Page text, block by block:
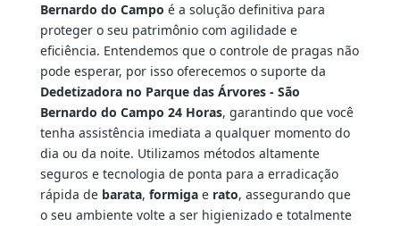
Bernardo do Campo é a solução definitiva para
proteger o seu patrimônio com agilidade e
eficiência. Entendemos que o controle de pragas não
pode esperar, por isso oferecemos o suporte da
Dedetizadora no Parque das Árvores - São
Bernardo do Campo 24 Horas, garantindo que você
tenha assistência imediata a qualquer momento do
dia ou da noite. Utilizamos métodos altamente
seguros e tecnologia de ponta para a erradicação
rápida de barata, formigae rato, assegurando que
o seu ambiente volte a ser higienizado e totalmente